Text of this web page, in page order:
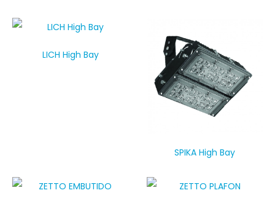
LICH High Bay
SPIKA High Bay